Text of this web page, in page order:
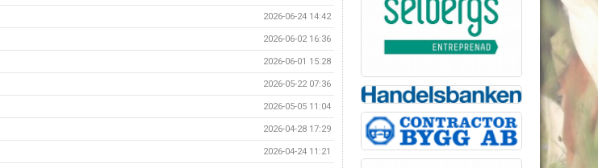
2026-06-24 14:42
2026-06-02 16:36
2026-06-01 15:28
2026-05-22 07:36
2026-05-05 11:04
2026-04-28 17:29
2026-04-24 11:21